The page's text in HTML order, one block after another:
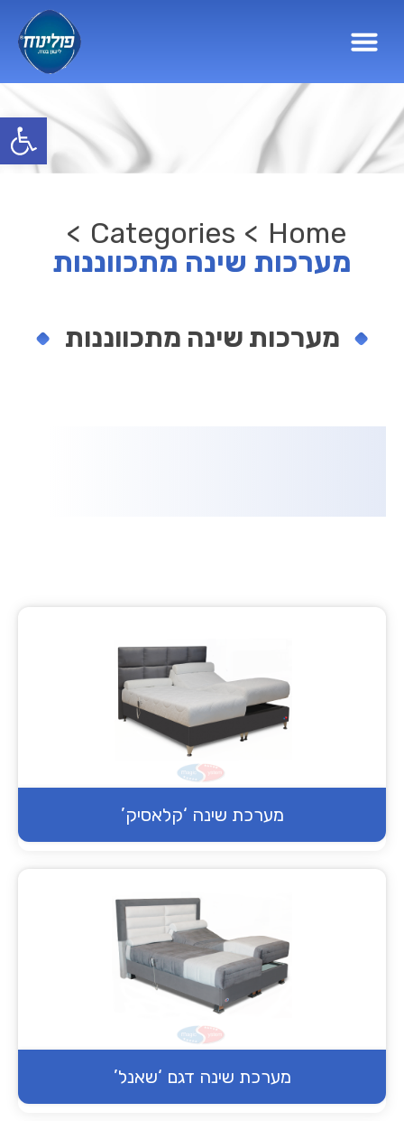
פתח
Home
>
Categories
>
מערכות שינה מתכווננות
מערכות שינה מתכווננות
מערכת שינה ‘קלאסיק’
מערכת שינה דגם ‘שאנל’